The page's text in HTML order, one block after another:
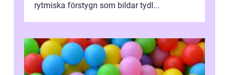
rytmiska förstygn som bildar tydl...